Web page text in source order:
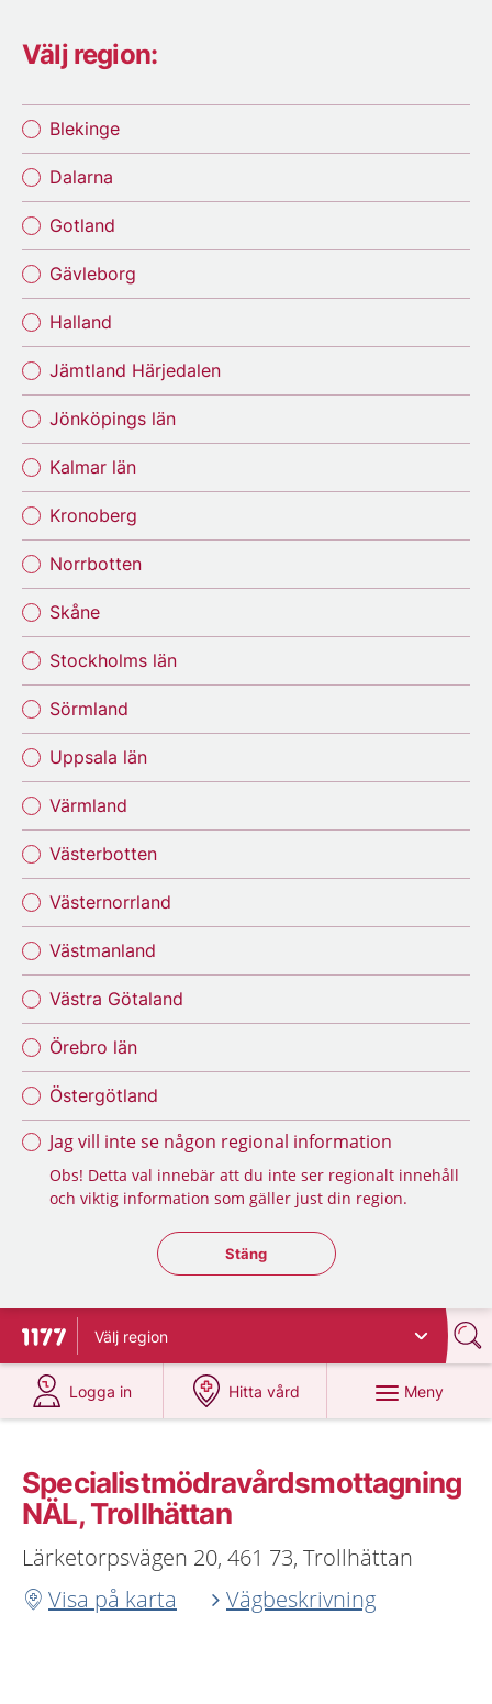
Välj region:
Blekinge
Dalarna
Gotland
Gävleborg
Halland
Jämtland Härjedalen
Jönköpings län
Kalmar län
Kronoberg
Norrbotten
Skåne
Stockholms län
Sörmland
Uppsala län
Värmland
Västerbotten
Västernorrland
Västmanland
Västra Götaland
Örebro län
Östergötland
Jag vill inte se någon regional information
Obs! Detta val innebär att du inte ser regionalt innehåll
och viktig information som gäller just din region.
Stäng regionsväljaren
Stäng
Till startsidan för 1177
Välj region
Logga in
på 1177.se
Hitta vård
på 1177.se
Meny
Specialistmödravårdsmottagning
NÄL, Trollhättan
Lärketorpsvägen 20, 461 73, Trollhättan
Visa på karta
Vägbeskrivning